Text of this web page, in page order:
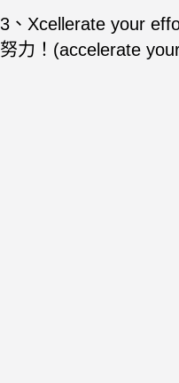
3、Xcellerate your
努力！(accelerate